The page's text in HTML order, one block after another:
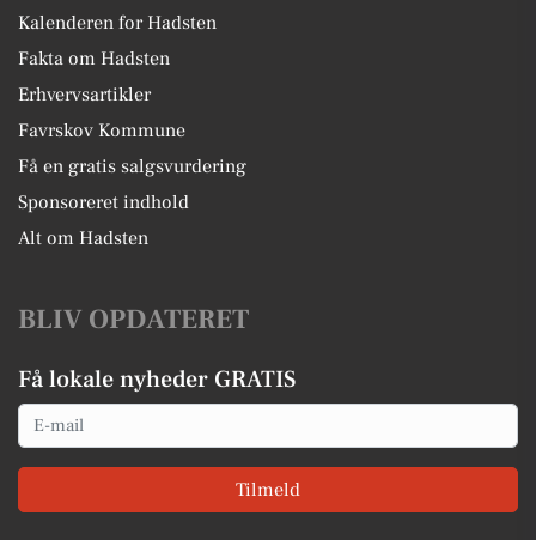
Kalenderen for Hadsten
Fakta om Hadsten
Erhvervsartikler
Favrskov Kommune
Få en gratis salgsvurdering
Sponsoreret indhold
Alt om Hadsten
BLIV OPDATERET
Få lokale nyheder GRATIS
Email
Tilmeld